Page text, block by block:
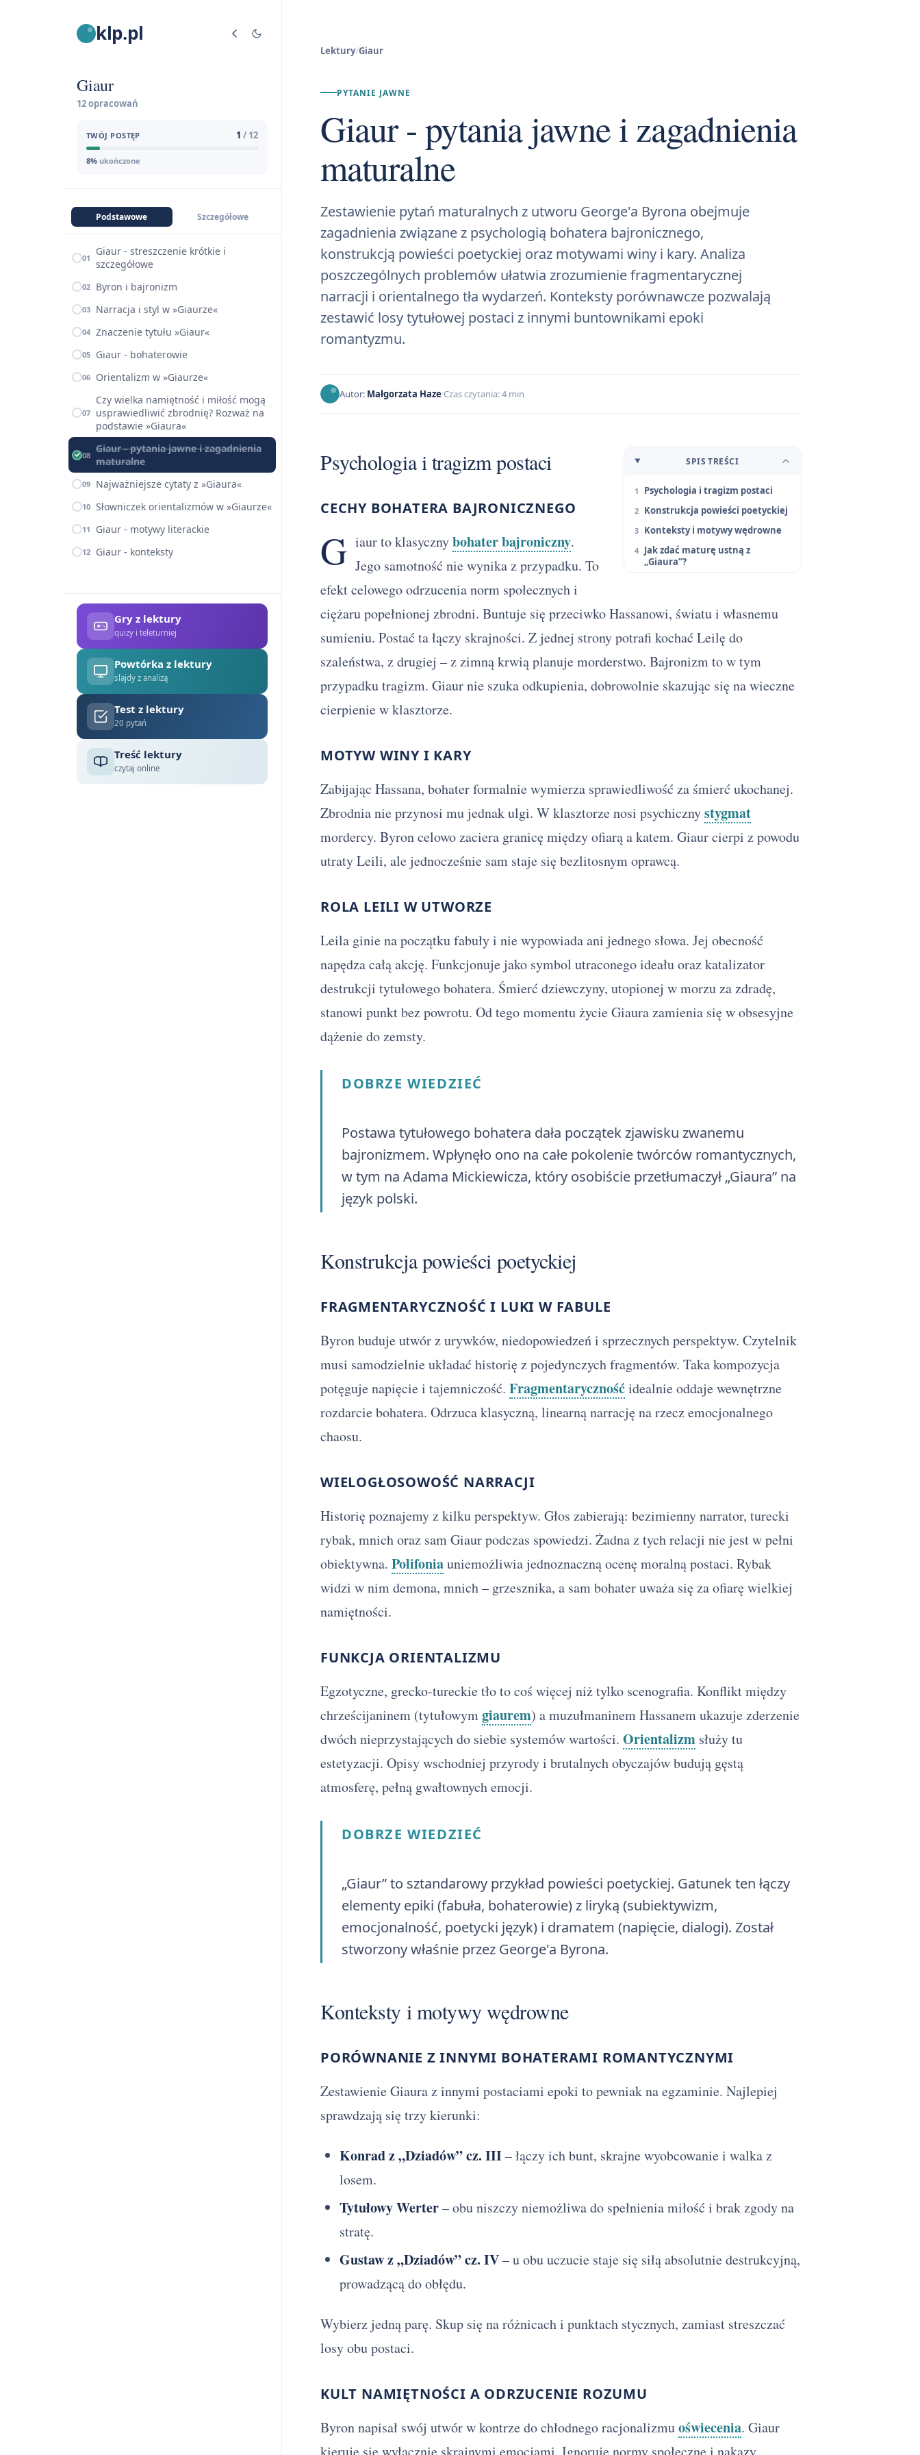
klp.pl
Giaur
12 opracowań
TWÓJ POSTĘP 1 / 12
8% ukończone
Podstawowe Szczegółowe
01
Giaur - streszczenie krótkie i
szczegółowe
02 Byron i bajronizm
03 Narracja i styl w »Giaurze«
04 Znaczenie tytułu »Giaur«
05 Giaur - bohaterowie
06 Orientalizm w »Giaurze«
07
Czy wielka namiętność i miłość mogą
usprawiedliwić zbrodnię? Rozważ na
podstawie »Giaura«
08 Giaur - pytania jawne i zagadnienia
maturalne
09 Najważniejsze cytaty z »Giaura«
10 Słowniczek orientalizmów w »Giaurze«
11 Giaur - motywy literackie
12 Giaur - konteksty
Gry z lektury
quizy i teleturniej
Powtórka z lektury
slajdy z analizą
Test z lektury
20 pytań
Treść lektury
czytaj online
Lektury/Giaur
PYTANIE JAWNE
Giaur - pytania jawne i zagadnienia
maturalne
Zestawienie pytań maturalnych z utworu George'a Byrona obejmuje
zagadnienia związane z psychologią bohatera bajronicznego,
konstrukcją powieści poetyckiej oraz motywami winy i kary. Analiza
poszczególnych problemów ułatwia zrozumienie fragmentarycznej
narracji i orientalnego tła wydarzeń. Konteksty porównawcze pozwalają
zestawić losy tytułowej postaci z innymi buntownikami epoki
romantyzmu.
Autor: Małgorzata Haze Czas czytania: 4 min
SPIS TREŚCI
Psychologia i tragizm postaci
Konstrukcja powieści poetyckiej
Konteksty i motywy wędrowne
Jak zdać maturę ustną z
„Giaura”?
Psychologia i tragizm postaci
CECHY BOHATERA BAJRONICZNEGO
G iaur to klasycznybohater bajroniczny.
Jego samotność nie wynika z przypadku. To
efekt celowego odrzucenia norm społecznych i
ciężaru popełnionej zbrodni. Buntuje się przeciwko Hassanowi, światu i własnemu
sumieniu. Postać ta łączy skrajności. Z jednej strony potrafi kochać Leilę do
szaleństwa, z drugiej – z zimną krwią planuje morderstwo. Bajronizm to w tym
przypadku tragizm. Giaur nie szuka odkupienia, dobrowolnie skazując się na wieczne
cierpienie w klasztorze.
MOTYW WINY I KARY
Zabijając Hassana, bohater formalnie wymierza sprawiedliwość za śmierć ukochanej.
Zbrodnia nie przynosi mu jednak ulgi. W klasztorze nosi psychicznystygmat
mordercy. Byron celowo zaciera granicę między ofiarą a katem. Giaur cierpi z powodu
utraty Leili, ale jednocześnie sam staje się bezlitosnym oprawcą.
ROLA LEILI W UTWORZE
Leila ginie na początku fabuły i nie wypowiada ani jednego słowa. Jej obecność
napędza całą akcję. Funkcjonuje jako symbol utraconego ideału oraz katalizator
destrukcji tytułowego bohatera. Śmierć dziewczyny, utopionej w morzu za zdradę,
stanowi punkt bez powrotu. Od tego momentu życie Giaura zamienia się w obsesyjne
dążenie do zemsty.
DOBRZE WIEDZIEĆ
Postawa tytułowego bohatera dała początek zjawisku zwanemu
bajronizmem. Wpłynęło ono na całe pokolenie twórców romantycznych,
w tym na Adama Mickiewicza, który osobiście przetłumaczył „Giaura” na
język polski.
Konstrukcja powieści poetyckiej
FRAGMENTARYCZNOŚĆ I LUKI W FABULE
Byron buduje utwór z urywków, niedopowiedzeń i sprzecznych perspektyw. Czytelnik
musi samodzielnie układać historię z pojedynczych fragmentów. Taka kompozycja
potęguje napięcie i tajemniczość. Fragmentarycznośćidealnie oddaje wewnętrzne
rozdarcie bohatera. Odrzuca klasyczną, linearną narrację na rzecz emocjonalnego
chaosu.
WIELOGŁOSOWOŚĆ NARRACJI
Historię poznajemy z kilku perspektyw. Głos zabierają: bezimienny narrator, turecki
rybak, mnich oraz sam Giaur podczas spowiedzi. Żadna z tych relacji nie jest w pełni
obiektywna. Polifoniauniemożliwia jednoznaczną ocenę moralną postaci. Rybak
widzi w nim demona, mnich – grzesznika, a sam bohater uważa się za ofiarę wielkiej
namiętności.
FUNKCJA ORIENTALIZMU
Egzotyczne, grecko-tureckie tło to coś więcej niż tylko scenografia. Konflikt między
chrześcijaninem (tytułowymgiaurem) a muzułmaninem Hassanem ukazuje zderzenie
dwóch nieprzystających do siebie systemów wartości. Orientalizm służy tu
estetyzacji. Opisy wschodniej przyrody i brutalnych obyczajów budują gęstą
atmosferę, pełną gwałtownych emocji.
DOBRZE WIEDZIEĆ
„Giaur” to sztandarowy przykład powieści poetyckiej. Gatunek ten łączy
elementy epiki (fabuła, bohaterowie) z liryką (subiektywizm,
emocjonalność, poetycki język) i dramatem (napięcie, dialogi). Został
stworzony właśnie przez George'a Byrona.
Konteksty i motywy wędrowne
PORÓWNANIE Z INNYMI BOHATERAMI ROMANTYCZNYMI
Zestawienie Giaura z innymi postaciami epoki to pewniak na egzaminie. Najlepiej
sprawdzają się trzy kierunki:
Konrad z „Dziadów” cz. III– łączy ich bunt, skrajne wyobcowanie i walka z
losem.
Tytułowy Werter– obu niszczy niemożliwa do spełnienia miłość i brak zgody na
stratę.
Gustaw z „Dziadów” cz. IV– u obu uczucie staje się siłą absolutnie destrukcyjną,
prowadzącą do obłędu.
Wybierz jedną parę. Skup się na różnicach i punktach stycznych, zamiast streszczać
losy obu postaci.
KULT NAMIĘTNOŚCI A ODRZUCENIE ROZUMU
Byron napisał swój utwór w kontrze do chłodnego racjonalizmuoświecenia. Giaur
kieruje się wyłącznie skrajnymi emocjami. Ignoruje normy społeczne i nakazy